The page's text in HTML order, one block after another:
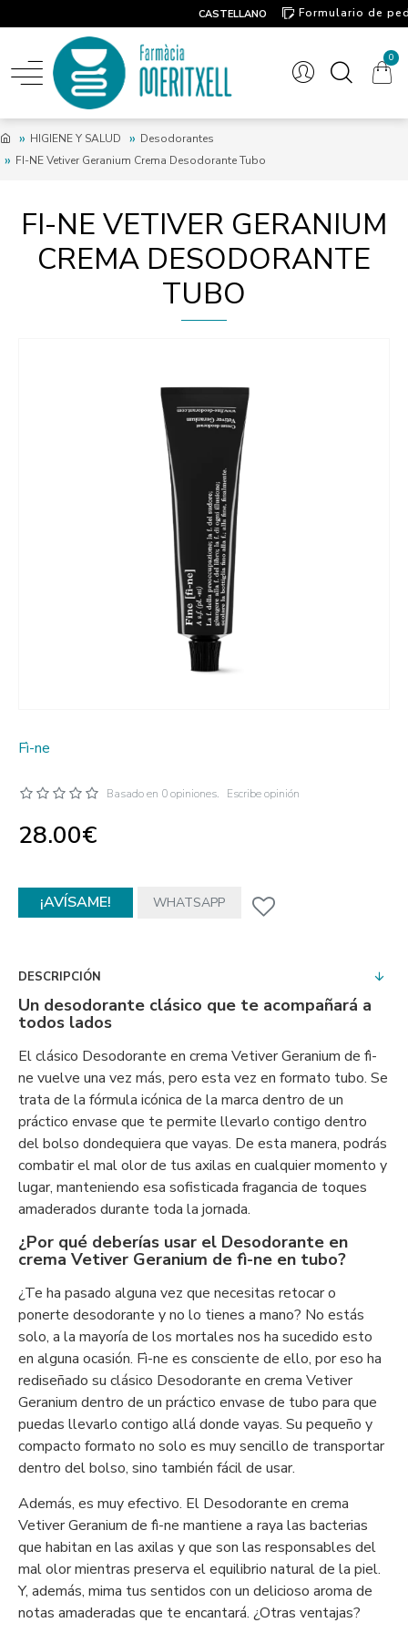
CASTELLANO
Formulario de
0
HIGIENE Y SALUD
Desodorantes
FI-NE Vetiver Geranium Crema Desodorante Tubo
FI-NE VETIVER GERANIUM
CREMA DESODORANTE
TUBO
Fì-ne
Basado en 0 opiniones. Escribe opinión
28.00€
¡AVÍSAME! WHATSAPP
DESCRIPCIÓN
Un desodorante clásico que te acompañará a
todos lados
El clásico Desodorante en crema Vetiver Geranium de fì-
ne vuelve una vez más, pero esta vez en formato tubo. Se
trata de la fórmula icónica de la marca dentro de un
práctico envase que te permite llevarlo contigo dentro
del bolso dondequiera que vayas. De esta manera, podrás
combatir el mal olor de tus axilas en cualquier momento y
lugar, manteniendo esa sofisticada fragancia de toques
amaderados durante toda la jornada.
¿Por qué deberías usar el Desodorante en
crema Vetiver Geranium de fì-ne en tubo?
¿Te ha pasado alguna vez que necesitas retocar o
ponerte desodorante y no lo tienes a mano? No estás
solo, a la mayoría de los mortales nos ha sucedido esto
en alguna ocasión. Fì-ne es consciente de ello, por eso ha
rediseñado su clásico Desodorante en crema Vetiver
Geranium dentro de un práctico envase de tubo para que
puedas llevarlo contigo allá donde vayas. Su pequeño y
compacto formato no solo es muy sencillo de transportar
dentro del bolso, sino también fácil de usar.
Además, es muy efectivo. El Desodorante en crema
Vetiver Geranium de fì-ne mantiene a raya las bacterias
que habitan en las axilas y que son las responsables del
mal olor mientras preserva el equilibrio natural de la piel.
Y, además, mima tus sentidos con un delicioso aroma de
notas amaderadas que te encantará. ¿Otras ventajas?